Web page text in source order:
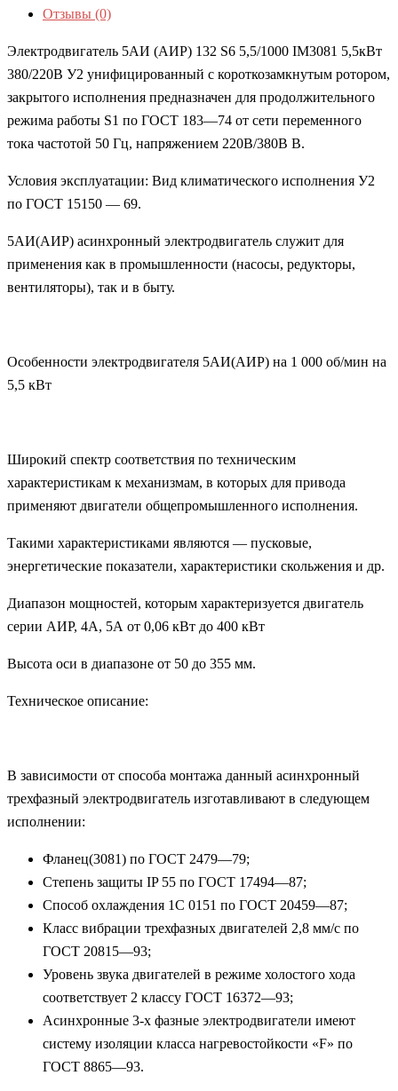
Отзывы (0)
Электродвигатель 5АИ (АИР) 132 S6 5,5/1000 IM3081 5,5кВт
380/220В У2 унифицированный с короткозамкнутым ротором,
закрытого исполнения предназначен для продолжительного
режима работы S1 по ГОСТ 183—74 от сети переменного
тока частотой 50 Гц, напряжением 220В/380В В.
Условия эксплуатации: Вид климатического исполнения У2
по ГОСТ 15150 — 69.
5АИ(АИР) асинхронный электродвигатель служит для
применения как в промышленности (насосы, редукторы,
вентиляторы), так и в быту.
Особенности электродвигателя 5АИ(АИР) на 1 000 об/мин на
5,5 кВт
Широкий спектр соответствия по техническим
характеристикам к механизмам, в которых для привода
применяют двигатели общепромышленного исполнения.
Такими характеристиками являются — пусковые,
энергетические показатели, характеристики скольжения и др.
Диапазон мощностей, которым характеризуется двигатель
серии АИР, 4А, 5А от 0,06 кВт до 400 кВт
Высота оси в диапазоне от 50 до 355 мм.
Техническое описание:
В зависимости от способа монтажа данный асинхронный
трехфазный электродвигатель изготавливают в следующем
исполнении:
Фланец(3081) по ГОСТ 2479—79;
Степень защиты IP 55 по ГОСТ 17494—87;
Способ охлаждения 1С 0151 по ГОСТ 20459—87;
Класс вибрации трехфазных двигателей 2,8 мм/с по
ГОСТ 20815—93;
Уровень звука двигателей в режиме холостого хода
соответствует 2 классу ГОСТ 16372—93;
Асинхронные 3-х фазные электродвигатели имеют
систему изоляции класса нагревостойкости «F» по
ГОСТ 8865—93.